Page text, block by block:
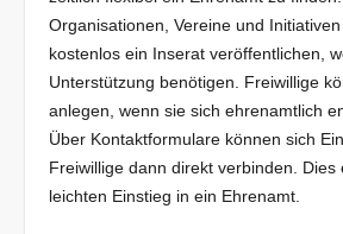
Organisationen, Vereine und
kostenlos ein Inserat veröffentlichen,
Unterstützung benötigen. Freiwillige
anlegen, wenn sie sich ehrenamtlich
Über Kontaktformulare können sich
Freiwillige dann direkt verbinden. Dies
leichten Einstieg in ein Ehrenamt.